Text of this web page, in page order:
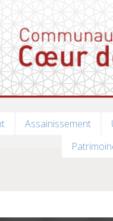
Assainissement